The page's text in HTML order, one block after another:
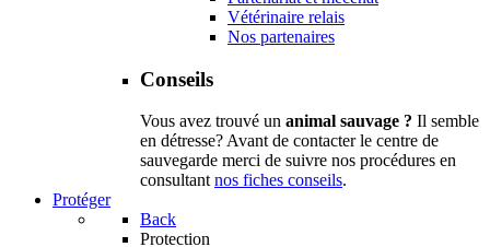
Vétérinaire relais
Nos partenaires
Conseils
Vous avez trouvé un animal sauvage ? Il semble
en détresse? Avant de contacter le centre de
sauvegarde merci de suivre nos procédures en
consultantnos fiches conseils.
Protéger
Back
Protection